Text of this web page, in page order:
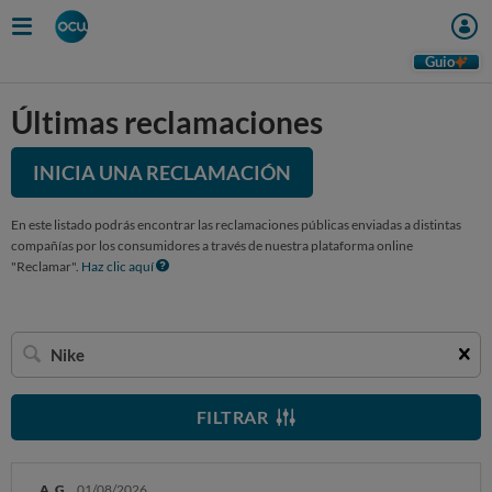
Guio
Últimas reclamaciones
INICIA UNA RECLAMACIÓN
En este listado podrás encontrar las reclamaciones públicas enviadas a distintas
compañías por los consumidores a través de nuestra plataforma online
"Reclamar". Haz clic aquí
Buscar
una
empresa
FILTRAR